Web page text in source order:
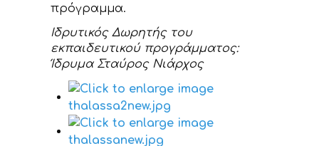
πρόγραμμα.
Ιδρυτικός Δωρητής του
εκπαιδευτικού προγράμματος:
Ίδρυμα Σταύρος Νιάρχος